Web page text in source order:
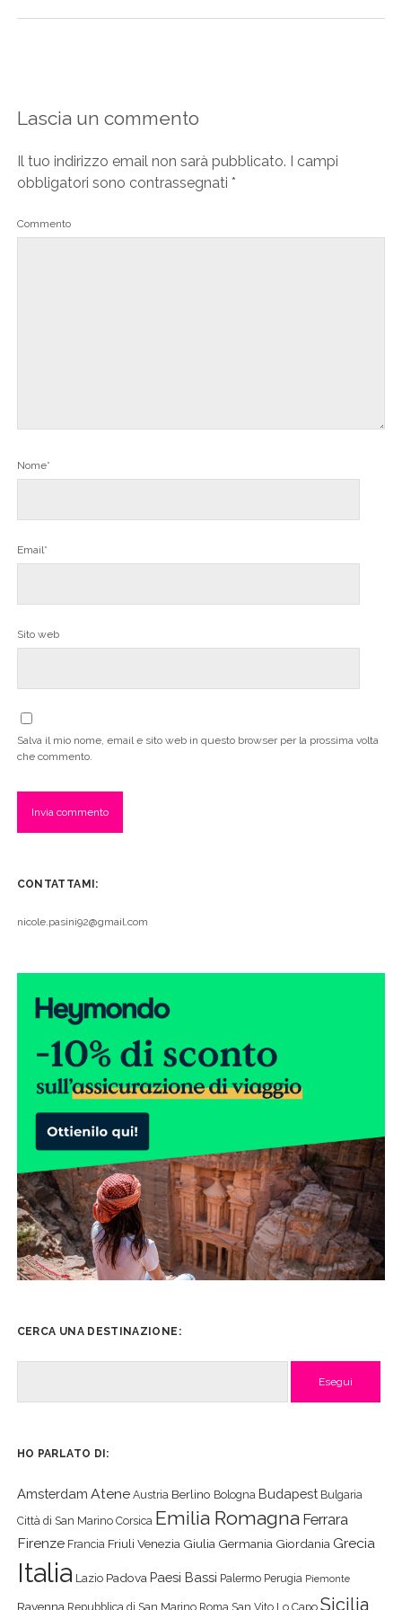
Lascia un commento
Il tuo indirizzo email non sarà pubblicato. I campi
obbligatori sono contrassegnati *
Commento
Nome*
Email*
Sito web
Salva il mio nome, email e sito web in questo browser per la prossima volta
che commento.
CONTATTAMI:
nicole.pasini92@gmail.com
CERCA UNA DESTINAZIONE:
HO PARLATO DI:
Amsterdam Atene Austria Berlino Bologna Budapest Bulgaria
Città di San Marino Corsica Emilia Romagna Ferrara
Firenze Francia Friuli Venezia Giulia Germania Giordania Grecia
Italia Lazio Padova Paesi Bassi Palermo Perugia Piemonte
Ravenna Repubblica di San Marino Roma San Vito Lo Capo Sicilia